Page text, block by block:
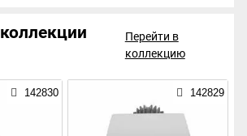
Перейти в
коллекцию
142830 142829